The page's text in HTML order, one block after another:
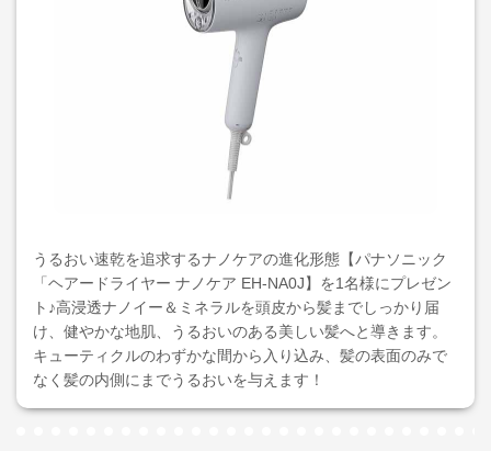
うるおい速乾を追求するナノケアの進化形態【パナソニック
「ヘアードライヤー ナノケア EH-NA0J】を1名様にプレゼン
ト♪高浸透ナノイー＆ミネラルを頭皮から髪までしっかり届
け、健やかな地肌、うるおいのある美しい髪へと導きます。
キューティクルのわずかな間から入り込み、髪の表面のみで
なく髪の内側にまでうるおいを与えます！